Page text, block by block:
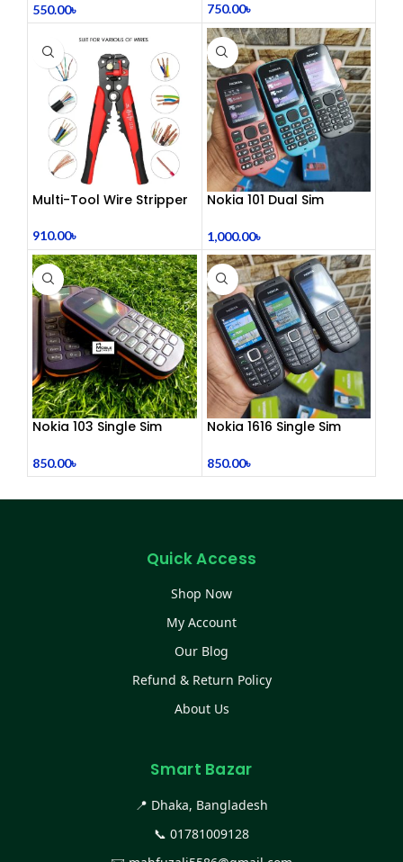
550.00৳ 750.00৳
Multi-Tool Wire Stripper
910.00৳
Nokia 101 Dual Sim
1,000.00৳
Nokia 103 Single Sim
850.00৳
Nokia 1616 Single Sim
850.00৳
Quick Access
Shop Now
My Account
Our Blog
Refund & Return Policy
About Us
Smart Bazar
📍 Dhaka, Bangladesh
📞 01781009128